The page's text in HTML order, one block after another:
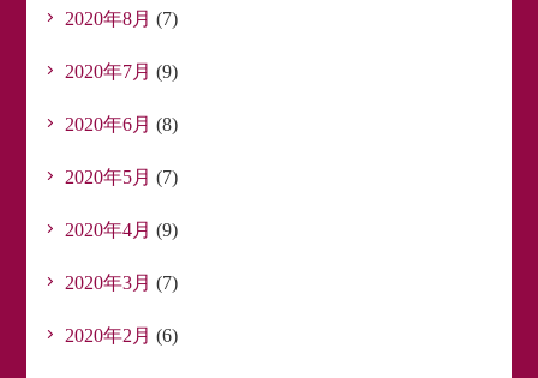
2020年8月 (7)
2020年7月 (9)
2020年6月 (8)
2020年5月 (7)
2020年4月 (9)
2020年3月 (7)
2020年2月 (6)